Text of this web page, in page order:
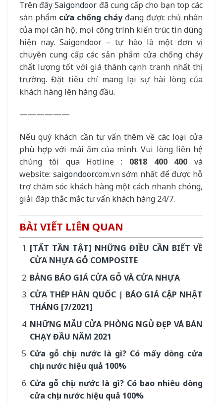
Trên đâySaigondoor đã cung cấp cho bạn top các
sản phẩm cửa chống cháyđang được chủ nhân
của mọi căn hộ, mọi công trình kiến trúc tin dùng
hiện nay. Saigondoor – tự hào là một đơn vị
chuyên cung cấp các sản phẩm cửa chống cháy
chất lượng tốt với giá thành cạnh tranh nhất thị
trường. Đặt tiêu chí mang lại sự hài lòng của
khách hàng lên hàng đầu.
——————
Nếu quý khách cần tư vấn thêm về các loại cửa
phù hợp với mái ấm của mình. Vui lòng liên hệ
chúng tôi qua Hotline : 0818 400 400 và
website: saigondoor.com.vnsớm nhất để được hỗ
trợ chăm sóc khách hàng một cách nhanh chóng,
giải đáp thắc mắc tư vấn khách hàng 24/7.
BÀI VIẾT LIÊN QUAN
[TẤT TẦN TẬT] NHỮNG ĐIỀU CẦN BIẾT VỀ
CỬA NHỰA GỖ COMPOSITE
BẢNG BÁO GIÁ CỬA GỖ VÀ CỬA NHỰA
CỬA THÉP HÀN QUỐC | BÁO GIÁ CẬP NHẬT
THÁNG [7/2021]
NHỮNG MẪU CỬA PHÒNG NGỦ ĐẸP VÀ BÁN
CHẠY ĐẦU NĂM 2021
Cửa gỗ chịu nước là gì? Có mấy dòng cửa
chịu nước hiệu quả 100%
Cửa gỗ chịu nước là gì? Có bao nhiêu dòng
cửa chịu nước hiệu quả 100%